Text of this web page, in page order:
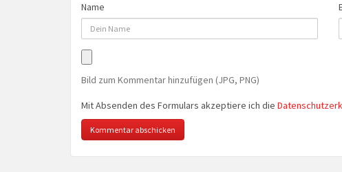
Name
Bild zum Kommentar hinzufügen (JPG, PNG)
Mit Absenden des Formulars akzeptiere ich die